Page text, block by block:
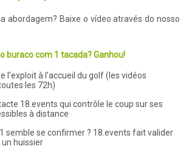
abordagem? Baixe o vídeo através do nosso
buraco com 1 tacada? Ganhou!
l’exploit à l’accueil du golf (les vidéos
les 72h)
18.events qui contrôle le coup sur ses
à distance
semble se confirmer ? 18.events fait valider
un huissier